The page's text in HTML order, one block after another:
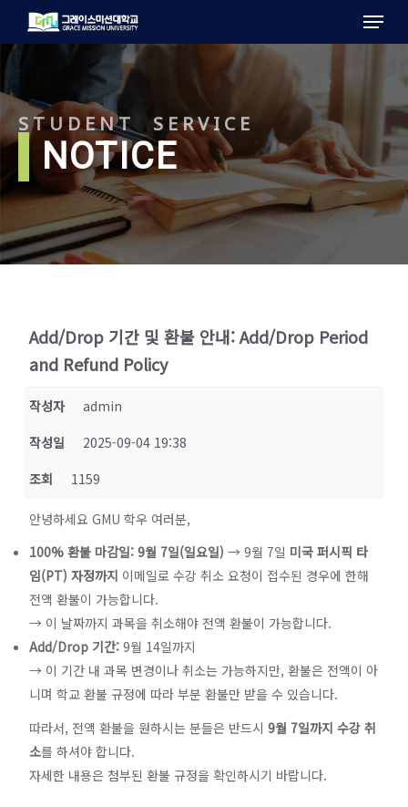
main
Menu
STUDENT SERVICE
lNOTICE
Add/Drop 기간 및 환불 안내: Add/Drop Period
and Refund Policy
작성자
admin
작성일
2025-09-04 19:38
조회
1159
안녕하세요 GMU 학우 여러분,
100% 환불 마감일: 9월 7일(일요일) → 9월 7일 미국 퍼시픽 타
임(PT) 자정까지 이메일로 수강 취소 요청이 접수된 경우에 한해
전액 환불이 가능합니다.
→ 이 날짜까지 과목을 취소해야 전액 환불이 가능합니다.
Add/Drop 기간:9월 14일까지
→ 이 기간 내 과목 변경이나 취소는 가능하지만, 환불은 전액이 아
니며 학교 환불 규정에 따라 부분 환불만 받을 수 있습니다.
따라서, 전액 환불을 원하시는 분들은 반드시 9월 7일까지 수강 취
소를 하셔야 합니다.
자세한 내용은 첨부된 환불 규정을 확인하시기 바랍니다.